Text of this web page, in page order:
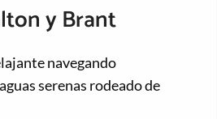
y Brant
navegando
serenas rodeado de